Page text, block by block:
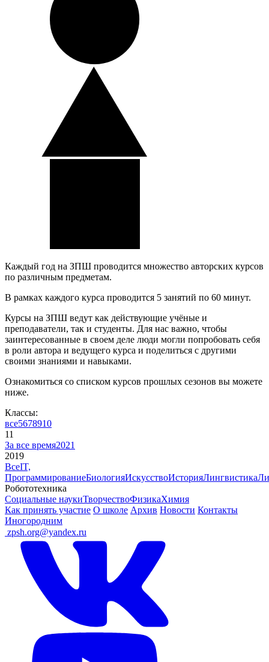
Каждый год на ЗПШ проводится множество авторских курсов
по различным предметам.
В рамках каждого курса проводится 5 занятий по 60 минут.
Курсы на ЗПШ ведут как действующие учёные и
преподаватели, так и студенты. Для нас важно, чтобы
заинтересованные в своем деле люди могли попробовать себя
в роли автора и ведущего курса и поделиться с другими
своими знаниями и навыками.
Ознакомиться со списком курсов прошлых сезонов вы можете
ниже.
Классы:
все5678910
11
За все время2021
2019
ВсеIT,
ПрограммированиеБиологияИскусствоИсторияЛингвистика
Робототехника
Социальные наукиТворчествоФизикаХимия
Как принять участие О школе Архив Новости Контакты
Иногородним
zpsh.org@yandex.ru